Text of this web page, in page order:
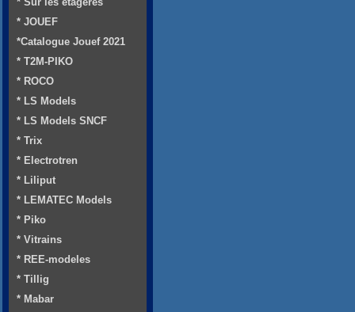
* JOUEF
*Catalogue Jouef 2021
* T2M-PIKO
* ROCO
* LS Models
* LS Models SNCF
* Trix
* Electrotren
* Liliput
* LEMATEC Models
* Piko
* Vitrains
* REE-modeles
* Tillig
* Mabar